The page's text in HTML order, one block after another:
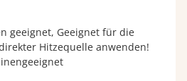
geeignet, Geeignet für die
Hitzequelle anwenden!